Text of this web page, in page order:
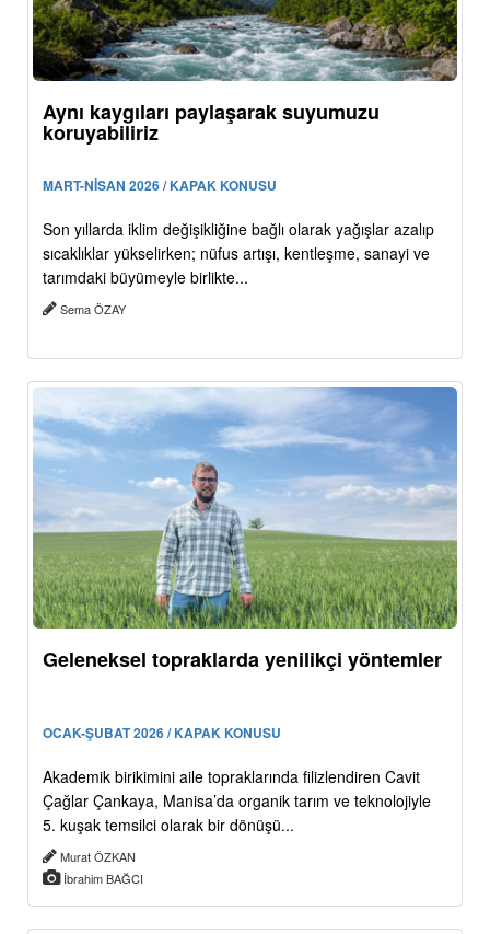
Aynı kaygıları paylaşarak suyumuzu
koruyabiliriz
MART-NİSAN 2026 / KAPAK KONUSU
Son yıllarda iklim değişikliğine bağlı olarak yağışlar azalıp
sıcaklıklar yükselirken; nüfus artışı, kentleşme, sanayi ve
tarımdaki büyümeyle birlikte...
Sema ÖZAY
Geleneksel topraklarda yenilikçi yöntemler
OCAK-ŞUBAT 2026 / KAPAK KONUSU
Akademik birikimini aile topraklarında filizlendiren Cavit
Çağlar Çankaya, Manisa’da organik tarım ve teknolojiyle
5. kuşak temsilci olarak bir dönüşü...
Murat ÖZKAN
İbrahim BAĞCI